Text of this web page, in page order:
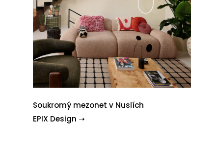
Soukromý mezonet v Nuslích
EPIX Design ➝